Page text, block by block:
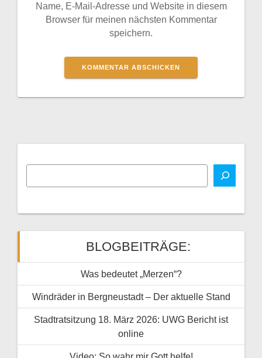
Name, E-Mail-Adresse und Website in diesem
Browser für meinen nächsten Kommentar
speichern.
BLOGBEITRÄGE:
Was bedeutet „Merzen“?
Windräder in Bergneustadt – Der aktuelle Stand
Stadtratsitzung 18. März 2026: UWG Bericht ist
online